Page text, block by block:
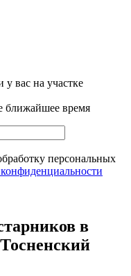
вас на участке
ближайшее время
персональных
в